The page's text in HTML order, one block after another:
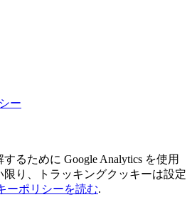
ー
るために Google Analytics を使用
限り、トラッキングクッキーは設定
ーポリシーを読む.